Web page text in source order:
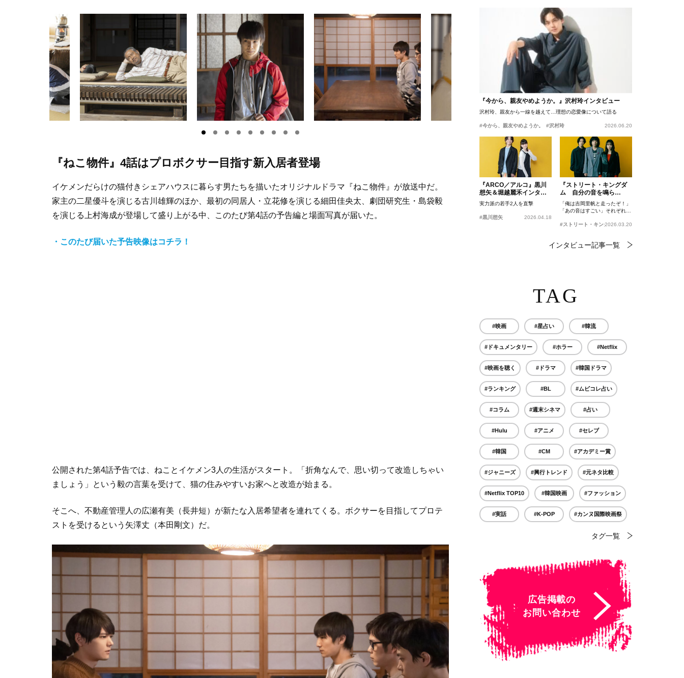
『ねこ物件』4話はプロボクサー目指す新入居者登場
イケメンだらけの猫付きシェアハウスに暮らす男たちを描いたオリジナルドラマ『ねこ物件』が放送中だ。
家主の二星優斗を演じる古川雄輝のほか、最初の同居人・立花修を演じる細田佳央太、劇団研究生・島袋毅
を演じる上村海成が登場して盛り上がる中、このたび第4話の予告編と場面写真が届いた。
・このたび届いた予告映像はコチラ！
公開された第4話予告では、ねことイケメン3人の生活がスタート。「折角なんで、思い切って改造しちゃい
ましょう」という毅の言葉を受けて、猫の住みやすいお家へと改造が始まる。
そこへ、不動産管理人の広瀬有美（長井短）が新たな入居希望者を連れてくる。ボクサーを目指してプロテ
ストを受けるという矢澤丈（本田剛文）だ。
『今から、親友やめようか。』沢村玲インタビュー
沢村玲、親友から一線を越えて…理想の恋愛像について語る
#今から、親友やめようか。 #沢村玲 2026.06.20
『ARCO／アルコ』黒川
想矢＆堀越麗禾インタビ
ュー
実力派の若手2人を直撃
#黒川想矢 2026.04.18
『ストリート・キングダ
ム 自分の音を鳴ら
せ。』峯田和伸、若葉竜
也、吉岡里帆インタビュ
ー
「俺は吉岡里帆と走ったぞ！」
「あの音はすごい」それぞれの
#ストリート・キングダム 自分の音を鳴らせ。
2026.03.20
インタビュー記事一覧
TAG
#映画 #星占い #韓流
#ドキュメンタリー #ホラー #Netflix
#映画を聴く #ドラマ #韓国ドラマ
#ランキング #BL #ムビコレ占い
#コラム #週末シネマ #占い
#Hulu #アニメ #セレブ
#韓国 #CM #アカデミー賞
#ジャニーズ #興行トレンド #元ネタ比較
#Netflix TOP10 #韓国映画 #ファッション
#実話 #K-POP #カンヌ国際映画祭
タグ一覧
広告掲載の
お問い合わせ